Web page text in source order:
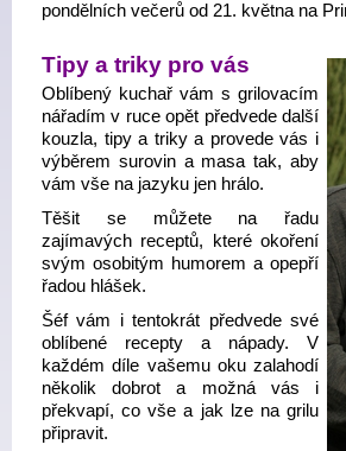
pondělních večerů od 21. května na
Tipy a triky pro vás
Oblíbený kuchař vám s grilovacím
nářadím v ruce opět předvede další
kouzla, tipy a triky a provede vás i
výběrem surovin a masa tak, aby
vám vše na jazyku jen hrálo.
Těšit se můžete na řadu
zajímavých receptů, které okoření
svým osobitým humorem a opepří
řadou hlášek.
Šéf vám i tentokrát předvede své
oblíbené recepty a nápady. V
každém díle vašemu oku zalahodí
několik dobrot a možná vás i
překvapí, co vše a jak lze na grilu
připravit.